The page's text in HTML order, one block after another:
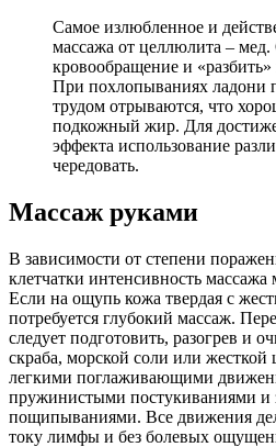
Самое излюбленное и
массажа от целлюлита –
кровообращение и
При похлопываниях ладони
трудом отрываются, что
подкожный жир. Для
эффекта использование
чередовать.
Массаж руками
В зависимости от степени
клетчатки интенсивность
Если на ощупь кожа твердая с
потребуется глубокий массаж.
следует подготовить, разогрев и
скраба, морской соли или
легкими поглаживающими
пружинистыми постукиваниями и
пощипываниями. Все движения
току лимфы и без болевых